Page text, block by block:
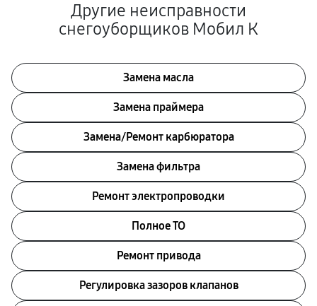
Другие неисправности
снегоуборщиков Мобил К
Замена масла
Замена праймера
Замена/Pемонт карбюратора
Замена фильтра
Ремонт электропроводки
Полное ТО
Ремонт привода
Регулировка зазоров клапанов